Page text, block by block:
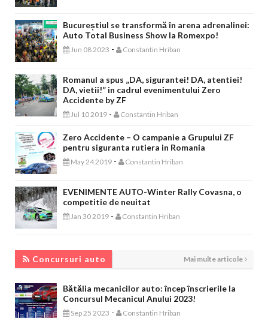
Bucureștiul se transformă în arena adrenalinei:
Auto Total Business Show la Romexpo!
Jun 08 2023 - Constantin Hriban
Romanul a spus „DA, sigurantei! DA, atentiei!
DA, vietii!” in cadrul evenimentului Zero
Accidente by ZF
Jul 10 2019 - Constantin Hriban
Zero Accidente – O campanie a Grupului ZF
pentru siguranta rutiera in Romania
May 24 2019 - Constantin Hriban
EVENIMENTE AUTO-Winter Rally Covasna, o
competitie de neuitat
Jan 30 2019 - Constantin Hriban
Concursuri auto Mai multe articole
Bătălia mecanicilor auto: încep înscrierile la
Concursul Mecanicul Anului 2023!
Sep 25 2023 - Constantin Hriban